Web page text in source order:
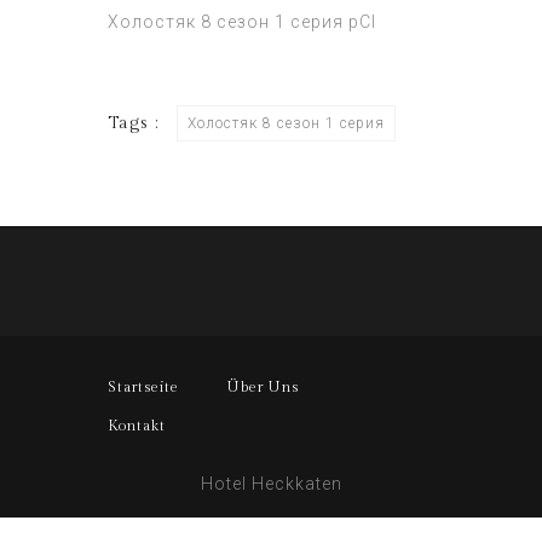
Холостяк 8 сезон 1 серия pCI
Tags : Холостяк 8 сезон 1 серия
Startseite Über Uns
Kontakt
Hotel Heckkaten